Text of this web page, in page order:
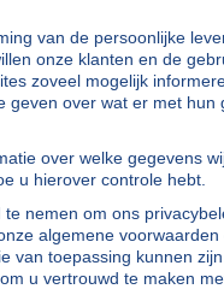
van de persoonlijke
onze klanten en de
zoveel mogelijk
geven over wat er met hun
over welke gegevens
u hierover controle hebt.
nemen om ons
algemene
van toepassing kunnen
u vertrouwd te maken